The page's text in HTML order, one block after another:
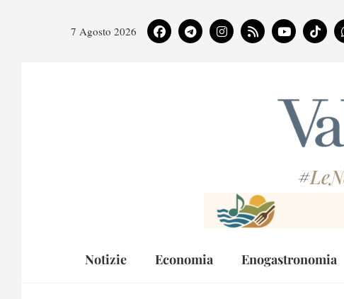
7 Agosto 2026
#
Notizie Economia Enogastronomia